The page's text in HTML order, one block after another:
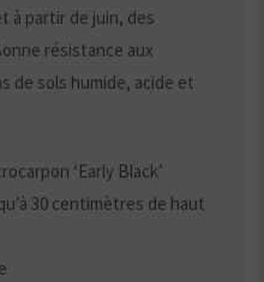
à partir de juin, des
résistance aux
de sols humide, acide et
‘Early Black’
30 centimètres de haut